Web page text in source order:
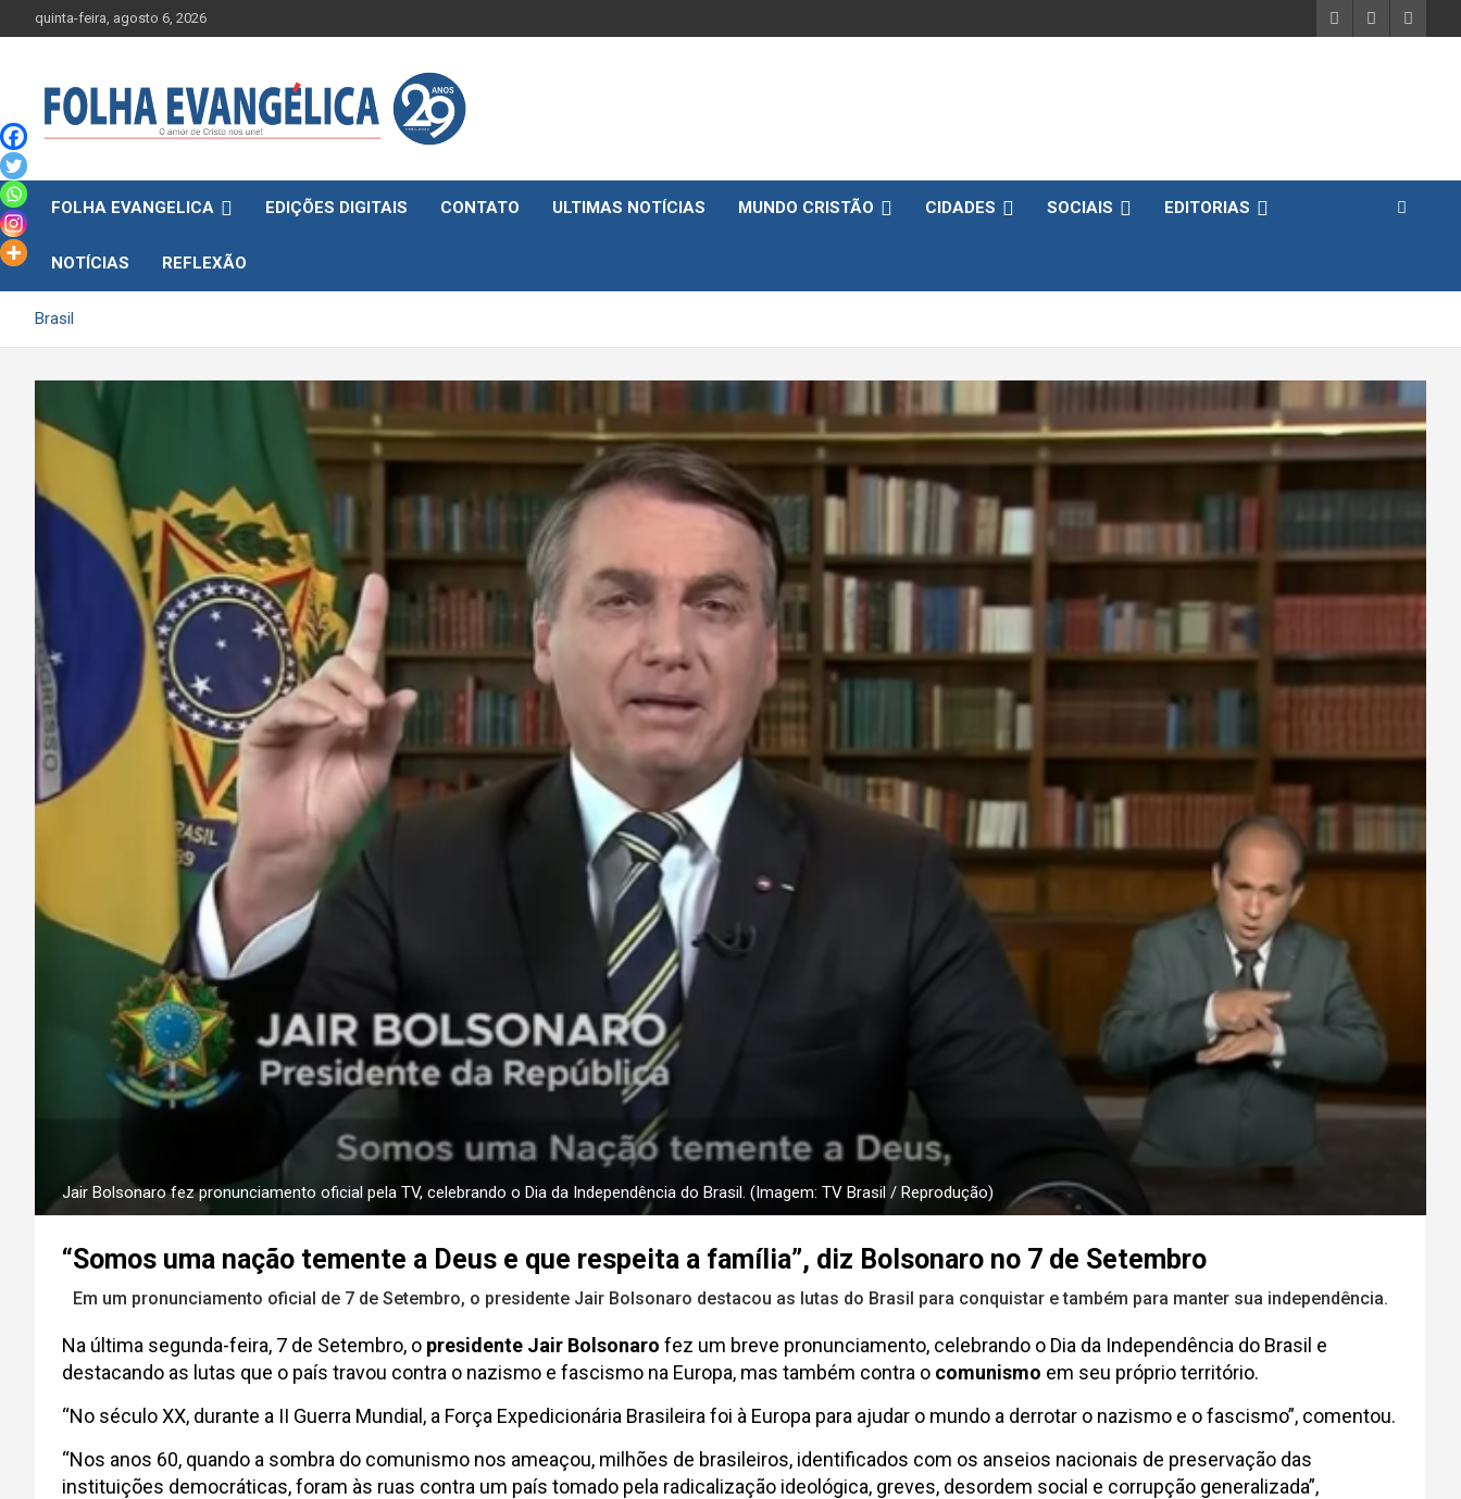
to
quinta-feira, agosto 6, 2026
FOLHA EVANGELICA EDIÇÕES DIGITAIS CONTATO ULTIMAS NOTÍCIAS MUNDO CRISTÃO CIDADES SOCIAIS EDITORIAS
NOTÍCIAS REFLEXÃO
Brasil
Jair Bolsonaro fez pronunciamento oficial pela TV, celebrando o Dia da Independência do Brasil. (Imagem: TV Brasil / Reprodução)
“Somos uma nação temente a Deus e que respeita a família”, diz Bolsonaro no 7 de Setembro
Em um pronunciamento oficial de 7 de Setembro, o presidente Jair Bolsonaro destacou as lutas do Brasil para conquistar e também para manter sua independência.
Na última segunda-feira, 7 de Setembro, o presidente Jair Bolsonaro fez um breve pronunciamento, celebrando o Dia da Independência do Brasil e
destacando as lutas que o país travou contra o nazismo e fascismo na Europa, mas também contra o comunismo em seu próprio território.
“No século XX, durante a II Guerra Mundial, a Força Expedicionária Brasileira foi à Europa para ajudar o mundo a derrotar o nazismo e o fascismo”, comentou.
“Nos anos 60, quando a sombra do comunismo nos ameaçou, milhões de brasileiros, identificados com os anseios nacionais de preservação das
instituições democráticas, foram às ruas contra um país tomado pela radicalização ideológica, greves, desordem social e corrupção generalizada”,